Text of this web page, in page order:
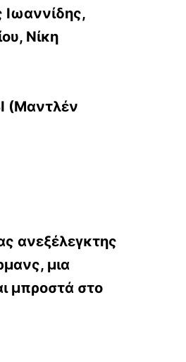
Νίκη
(Μαντλέν
ανεξέλεγκτης
μια
μπροστά στο